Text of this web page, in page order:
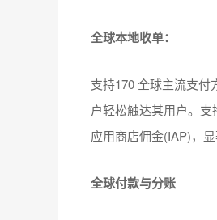
全球本地收单：
支持170 全球主流支
户轻松触达其用户。
应用商店佣金(IAP)，显
全球付款与分账